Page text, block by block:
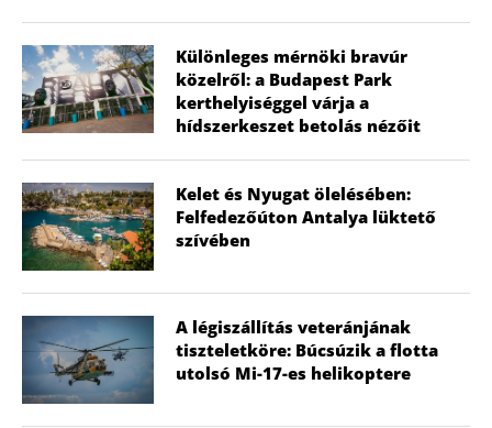
Különleges mérnöki bravúr
közelről: a Budapest Park
kerthelyiséggel várja a
hídszerkeszet betolás nézőit
Kelet és Nyugat ölelésében:
Felfedezőúton Antalya lüktető
szívében
A légiszállítás veteránjának
tiszteletköre: Búcsúzik a flotta
utolsó Mi-17-es helikoptere